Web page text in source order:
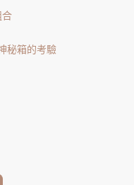
合
秘箱的考驗